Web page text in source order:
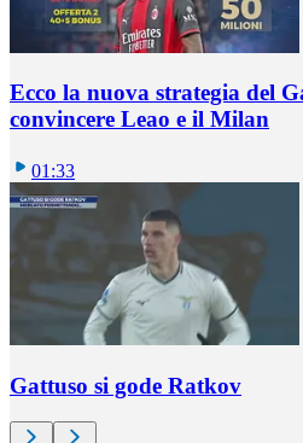
Ecco la nuova strategia del
convincere Leao e il Milan
01:33
Gattuso si gode Ratkov